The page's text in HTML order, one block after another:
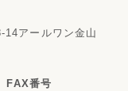
14アールワン金山
FAX番号